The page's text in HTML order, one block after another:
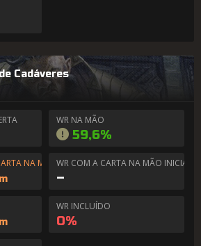
Cadáveres
WR NA MÃO
59,6%
NA MÃOWR COM A CARTA NA MÃO INICIAL
–
WR INCLUÍDO
0%